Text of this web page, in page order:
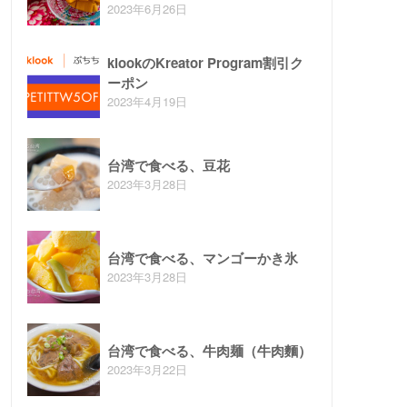
2023年6月26日
klookのKreator Program割引ク
ーポン
2023年4月19日
台湾で食べる、豆花
2023年3月28日
台湾で食べる、マンゴーかき氷
2023年3月28日
台湾で食べる、牛肉麺（牛肉麵）
2023年3月22日